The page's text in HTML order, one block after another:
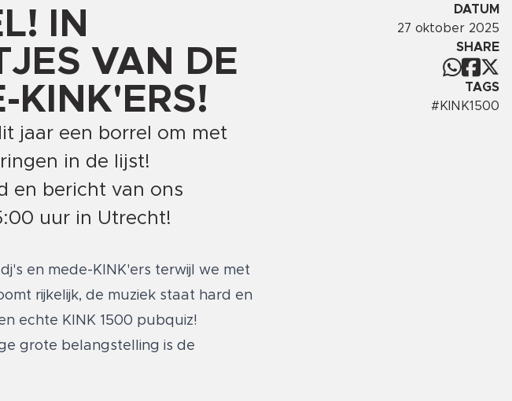
IN
VAN DE
KINK'ERS!
jaar een borrel om met
in de lijst!
en bericht van ons
uur in Utrecht!
en mede-KINK'ers terwijl we met
rijkelijk, de muziek staat hard en
echte KINK 1500 pubquiz!
grote belangstelling is de
DATUM
27 oktober 2025
SHARE
TAGS
# KINK1500